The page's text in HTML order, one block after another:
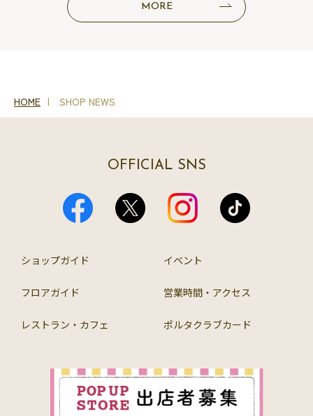
MORE
HOME SHOP NEWS
OFFICIAL SNS
ショップガイド イベント
フロアガイド 営業時間・アクセス
レストラン・カフェ ポルタクラブカード